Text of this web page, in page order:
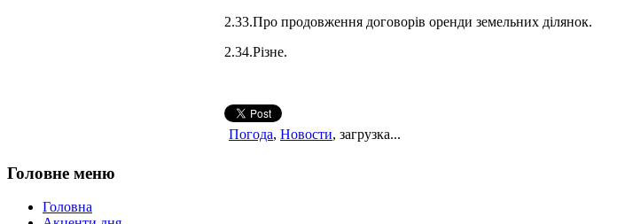
2.33.Про продовження договорів оренди земельних ділянок.
2.34.Різне.
Погода, Новости, загрузка...
Головне меню
Головна